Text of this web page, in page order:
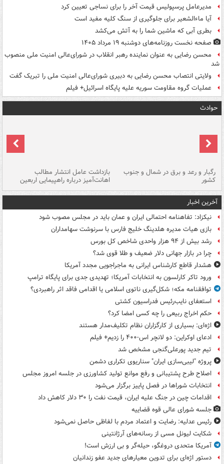
مدیرعامل پرسپولیس قیمت آخر را برای نساجی تعیین کرد
آیا ماءالشعیر برای جلوگیری از سنگ کلیه مفید است
بطری آبی که ماشین شما را به آتش می‌کشد
صفحه نخست روزنامه‌های دوشنبه ۱۹ مرداد ۱۴۰۵
محسن رضایی به عنوان نماینده رهبر انقلاب در شورای‌عالی امنیت ملی منصوب
شد
ولایتی انتصاب محسن رضایی به دبیری شورای‌عالی امنیت ملی را تبریک گفت
عملیات گروه مقاومت سوریه علیه پایگاه اسرائیل+ فیلم
حوادث
رگبار و رعد و برق در شمال و جنوب
کشور
بازداشت عامل انتشار مطالب
اهانت‌آمیز درباره راهپیمایی اربعین
آخرین اخبار
نیکزاد: تفاهنامه احتمالی ایران و عمان باید در مجلس مصوب شود
بازی هیات مدیره هلدینگ خلیج فارس با سرنوشت سهامداران
رشد بیش از ۹۴ هزار واحدی شاخص کل بورس
چرا در بازار جهانی دلار ضعیف و طلا قوی شد؟
هشدار قاطع کارشناس ایرانی به ماجراجویی مجدد آمریکا
ورود تاکر کارلسون به انتخابات آمریکا؛ تهدیدی جدی برای پایگاه ترامپ
توافقنامه مکه؛ شکل‌گیری ناتوی اسلامی یا اقدامی فاقد اثر راهبردی؟
استعفای نایب‌رئیس فدراسیون کشتی
حکم اخراج ربیعی را چه کسی امضا کرد؟
اژه‌ای: بسیاری از کارگزاران نظام تکلیف‌مدار هستند
ادعای اوکراین: دو لانچر اس-۴۰۰ را زدیم+ فیلم
تیم جدید پورعلی‌گنجی مشخص شد
پروژه "لیبی‌سازی ایران" سناریوی تکراری دشمن
اصلاح طرح پشتیبانی و رفع موانع تولید کشاورزی در جلسه امروز مجلس
انتخابات شوراها در فصل پاییز برگزار می‌شود
اقدامات چین در جنگ علیه ایران، قیمت نفت را ۳۰ دلار کاهش داد
جلسه شورای عالی قوه قضاییه
رئیس عدلیه: رضایت و اعتماد مردم با لفاظی حاصل نمی‌شود
شکایت لیونل مسی از رسانه‌های آرژانتینی
آمریکا متحدی دروغگو، حیله‌گر و بی ارزش است!
دستور اژه‌ای برای تدوین معیارهای جدید عفو زندانیان